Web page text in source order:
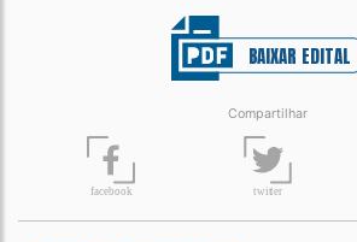
BAIXAR EDITAL
Compartilhar
facebook twitter